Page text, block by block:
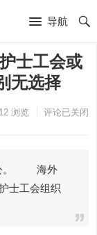
导航
士工会或
无选择
浏览 评论已关闭
公。 海外
士工会组织